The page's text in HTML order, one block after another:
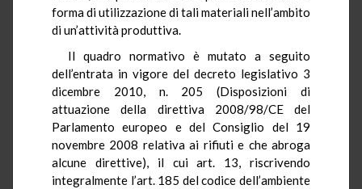
forma di utilizzazione di tali materiali nell’ambito
di un’attività produttiva.
Il quadro normativo è mutato a seguito
dell’entrata in vigore del decreto legislativo 3
dicembre 2010, n. 205 (Disposizioni di
attuazione della direttiva 2008/98/CE del
Parlamento europeo e del Consiglio del 19
novembre 2008 relativa ai rifiuti e che abroga
alcune direttive), il cui art. 13, riscrivendo
integralmente l’art. 185 del codice dell’ambiente